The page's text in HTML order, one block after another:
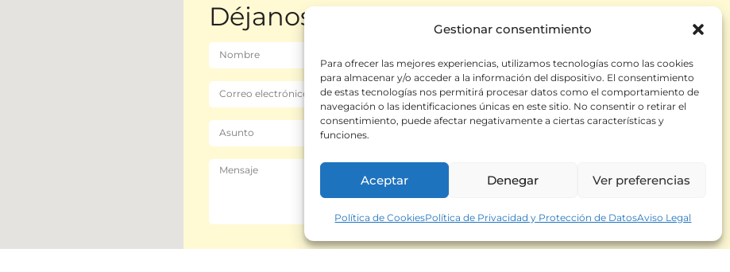
Gestionar consentimiento
Para ofrecer las mejores experiencias, utilizamos tecnologías como las cookies
para almacenar y/o acceder a la información del dispositivo. El consentimiento
de estas tecnologías nos permitirá procesar datos como el comportamiento de
navegación o las identificaciones únicas en este sitio. No consentir o retirar el
consentimiento, puede afectar negativamente a ciertas características y
funciones.
Aceptar Denegar Ver preferencias
Política de CookiesPolítica de Privacidad y Protección de DatosAviso Legal
Déjanos tus datos y mensajes